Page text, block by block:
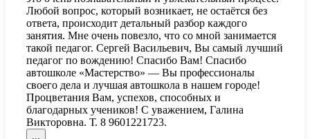
Любой вопрос, который возникает, не остаётся без
ответа, происходит детальный разбор каждого
занятия. Мне очень повезло, что со мной занимается
такой педагог. Сергей Васильевич, Вы самый лучший
педагог по вождению! Спасибо Вам! Спасибо
автошколе «Мастерство» — Вы профессионалы
своего дела и лучшая автошкола в нашем городе!
Процветания Вам, успехов, способных и
благодарных учеников! С уважением, Галина
Викторовна. Т. 8 9601221723.